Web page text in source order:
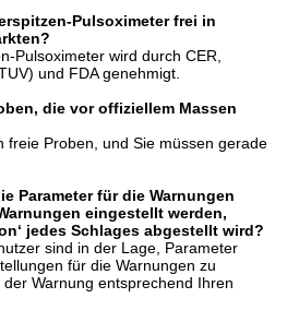
Pulsoximeter frei in
Pulsoximeter wird durch CER,
und FDA genehmigt.
die vor offiziellem Massen
freie Proben, und Sie müssen gerade
Parameter für die Warnungen
eingestellt werden,
jedes Schlages abgestellt wird?
sind in der Lage, Parameter
für die Warnungen zu
Warnung entsprechend Ihren